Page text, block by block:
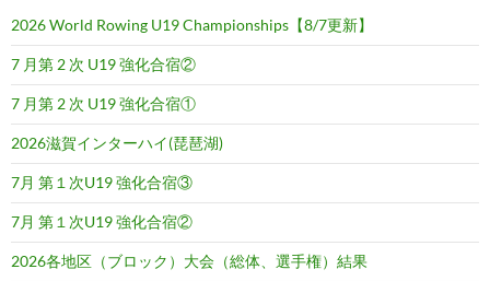
シ
ョ
ン
2026 World Rowing U19 Championships【8/7更新】
7 月第 2 次 U19 強化合宿②
7 月第 2 次 U19 強化合宿①
2026滋賀インターハイ(琵琶湖)
7月 第１次U19 強化合宿③
7月 第１次U19 強化合宿②
2026各地区（ブロック）大会（総体、選手権）結果